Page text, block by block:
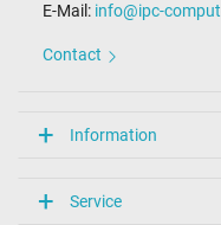
E-Mail: info@ipc-
Contact
Information
Service